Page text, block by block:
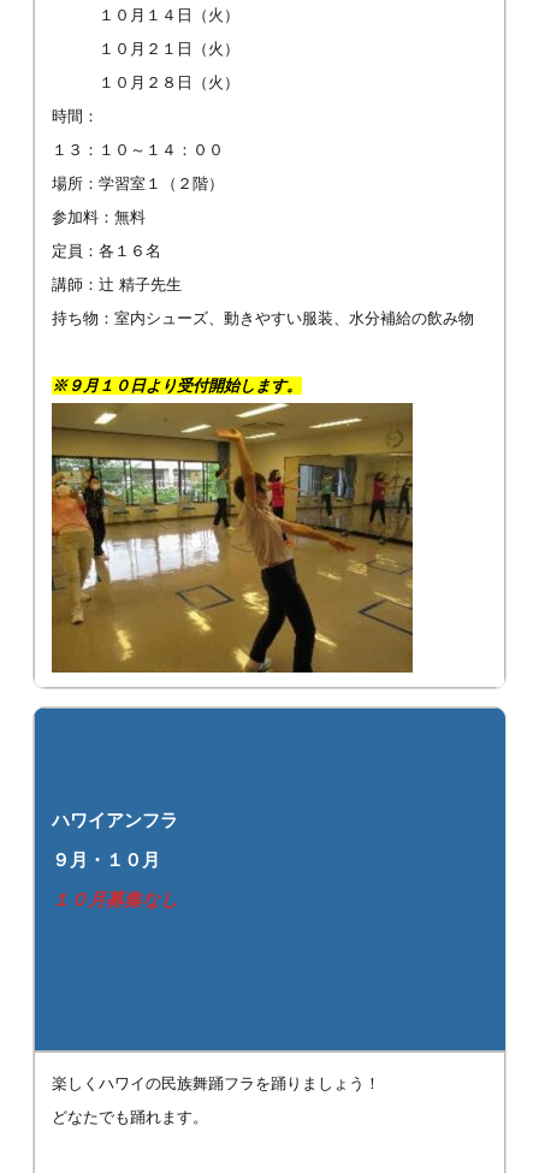
１０月１４日（火）
１０月２１日（火）
１０月２８日（火）
時間：
１３：１０～１４：００
場所：学習室１（２階）
参加料：無料
定員：各１６名
講師：辻 精子先生
持ち物：室内シューズ、動きやすい服装、水分補給の飲み物
※９ 月１０日より受付開始します。
ハワイアンフラ
９月・１０月
１０月募集なし
楽しくハワイの民族舞踊フラを踊りましょう！
どなたでも踊れます。